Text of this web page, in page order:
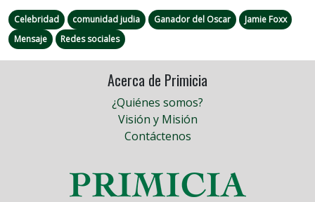
Celebridad comunidad judia Ganador del Oscar
Jamie Foxx
Mensaje
Redes sociales
Acerca de Primicia
¿Quiénes somos?
Visión y Misión
Contáctenos